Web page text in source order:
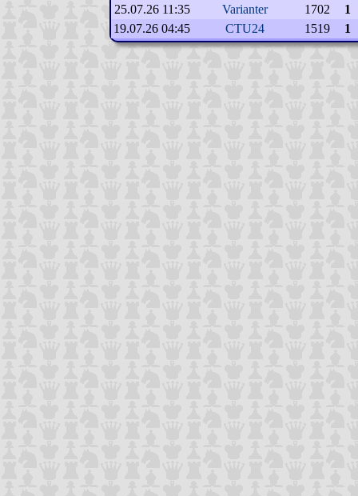
25.07.26 11:35 Varianter 1702
1
19.07.26 04:45
CTU24 1519 1